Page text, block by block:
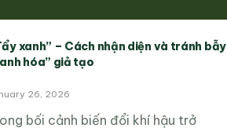
xanh” – Cách nhận diện và tránh bẫy
hóa” giả tạo
26, 2026
bối cảnh biến đổi khí hậu trở